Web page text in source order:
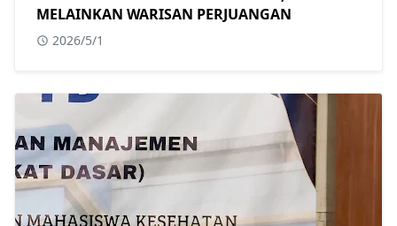
MELAINKAN WARISAN PERJUANGAN
2026/5/1